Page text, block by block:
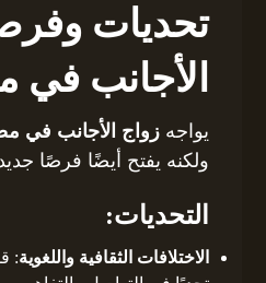
تحديات
الأجانب في
يواجهزواج الأجانب في
ولكنه يفتح أيضًا فرصًا
التحديات:
الاختلافات الثقافية واللغوية: